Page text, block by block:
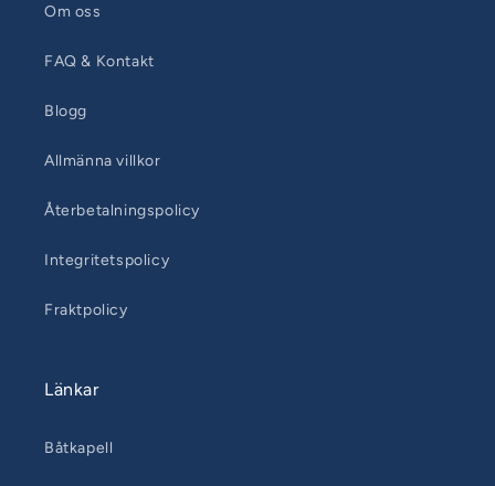
Om oss
FAQ & Kontakt
Blogg
Allmänna villkor
Återbetalningspolicy
Integritetspolicy
Fraktpolicy
Länkar
Båtkapell